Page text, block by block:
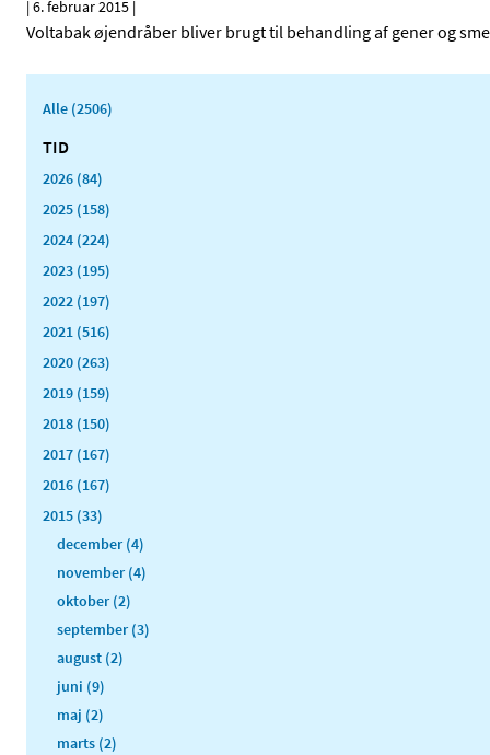
|6. februar 2015 |
Voltabak øjendråber bliver brugt til behandling af gener og
Alle (2506)
TID
2026 (84)
2025 (158)
2024 (224)
2023 (195)
2022 (197)
2021 (516)
2020 (263)
2019 (159)
2018 (150)
2017 (167)
2016 (167)
2015 (33)
december (4)
november (4)
oktober (2)
september (3)
august (2)
juni (9)
maj (2)
marts (2)